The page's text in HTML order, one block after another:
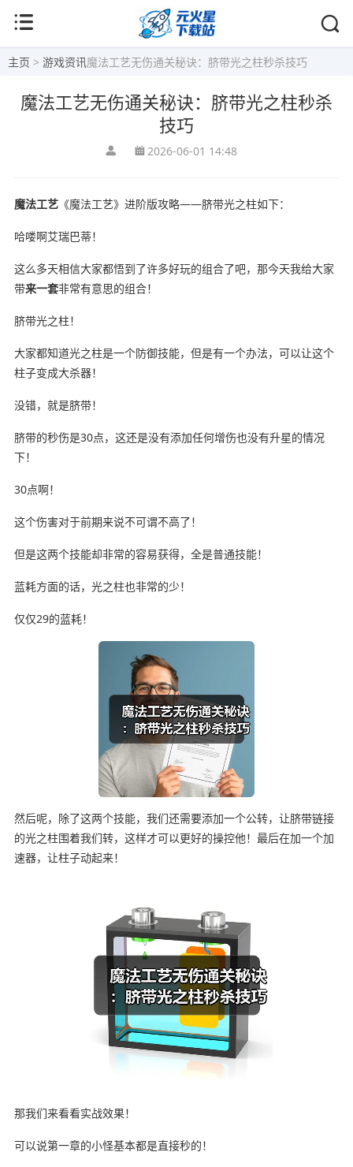
主页 > 游戏资讯魔法工艺无伤通关秘诀：脐带光之柱秒杀技巧
魔法工艺无伤通关秘诀：脐带光之柱秒杀
技巧
2026-06-01 14:48
魔法工艺《魔法工艺》进阶版攻略——脐带光之柱如下：
哈喽啊艾瑞巴蒂！
这么多天相信大家都悟到了许多好玩的组合了吧，那今天我给大家
带来一套非常有意思的组合！
脐带光之柱！
大家都知道光之柱是一个防御技能，但是有一个办法，可以让这个
柱子变成大杀器！
没错，就是脐带！
脐带的秒伤是30点，这还是没有添加任何增伤也没有升星的情况
下！
30点啊！
这个伤害对于前期来说不可谓不高了！
但是这两个技能却非常的容易获得，全是普通技能！
蓝耗方面的话，光之柱也非常的少！
仅仅29的蓝耗！
然后呢，除了这两个技能，我们还需要添加一个公转，让脐带链接
的光之柱围着我们转，这样才可以更好的操控他！最后在加一个加
速器，让柱子动起来！
那我们来看看实战效果！
可以说第一章的小怪基本都是直接秒的！